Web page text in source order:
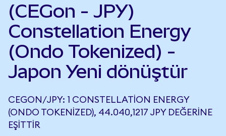
(CEGon - JPY)
Constellation Energy
(Ondo Tokenized) -
Japon Yeni dönüştür
CEGON/JPY: 1 CONSTELLATION ENERGY
(ONDO TOKENIZED), 44.040,1217 JPY DEĞERINE
EŞITTIR